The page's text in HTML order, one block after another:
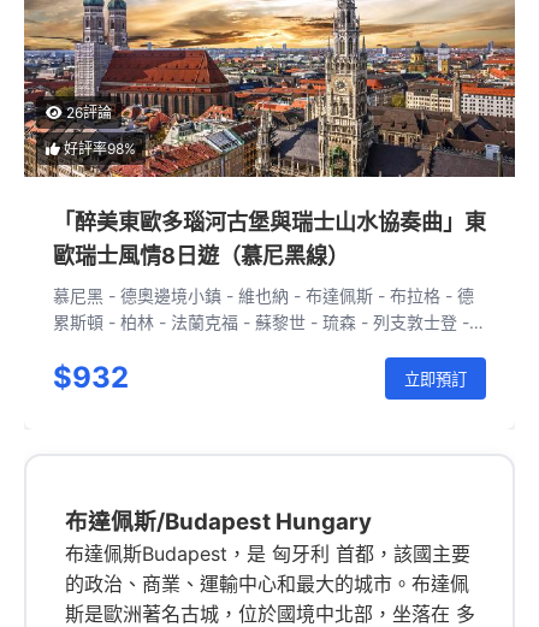
26評論
好評率98%
「醉美東歐多瑙河古堡與瑞士山水協奏曲」東
歐瑞士風情8日遊（慕尼黑線）
慕尼黑 - 德奧邊境小鎮 - 維也納 - 布達佩斯 - 布拉格 - 德
累斯頓 - 柏林 - 法蘭克福 - 蘇黎世 - 琉森 - 列支敦士登 -
$932 立即預訂
布達佩斯/Budapest Hungary
布達佩斯Budapest，是 匈牙利 首都，該國主要
的政治、商業、運輸中心和最大的城市。布達佩
斯是歐洲著名古城，位於國境中北部，坐落在 多